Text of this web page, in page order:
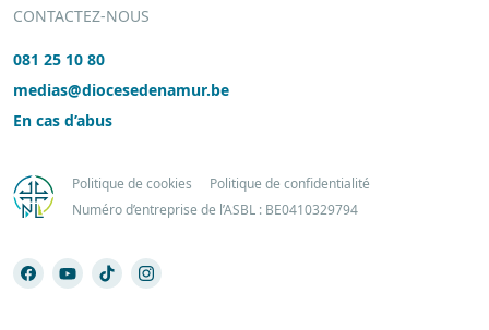
CONTACTEZ-NOUS
081 25 10 80
medias@diocesedenamur.be
En cas d’abus
Politique de cookies
Politique de confidentialité
Numéro d’entreprise de l’ASBL : BE0410329794